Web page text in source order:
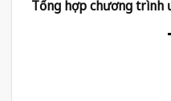
Tổng hợp chương trình